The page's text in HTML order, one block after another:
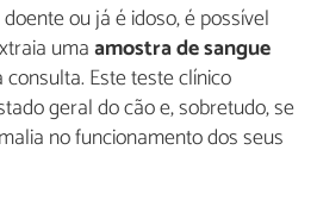
ou já é idoso, é possível
umaamostra de sangue
Este teste clínico
geral do cão e, sobretudo, se
no funcionamento dos seus